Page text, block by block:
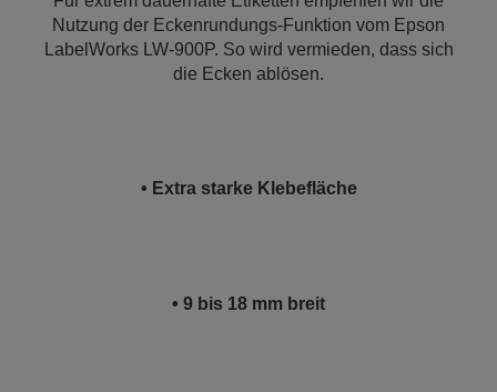
Nutzung der Eckenrundungs-Funktion vom Epson
LabelWorks LW-900P. So wird vermieden, dass sich
die Ecken ablösen.
• Extra starke Klebefläche
• 9 bis 18 mm breit